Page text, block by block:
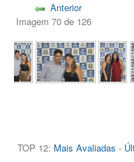
Anterior
Imagem 70 de 126
TOP 12: Mais Avaliadas -